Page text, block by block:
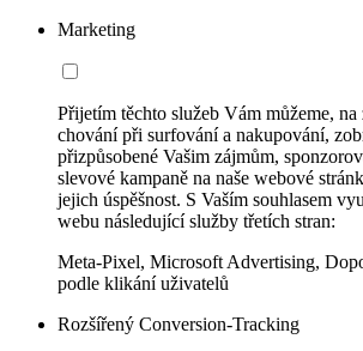
Marketing
Přijetím těchto služeb Vám můžeme, na
chování při surfování a nakupování,
přizpůsobené Vašim zájmům,
slevové kampaně na naše webové
jejich úspěšnost. S Vaším souhlasem
webu následující služby třetích stran:
Meta-Pixel, Microsoft Advertising,
podle klikání uživatelů
Rozšířený Conversion-Tracking